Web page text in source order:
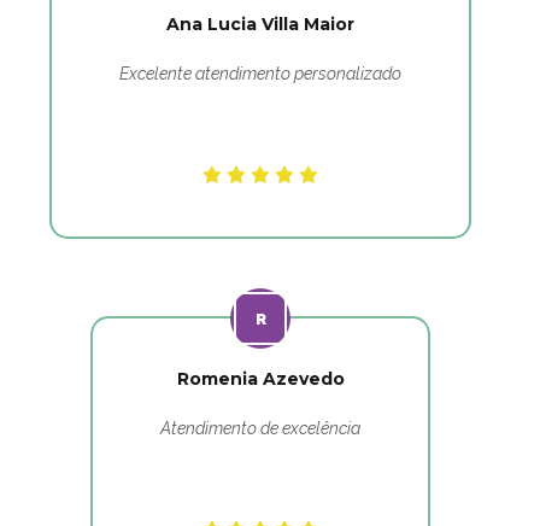
Ana Lucia Villa Maior
Excelente atendimento personalizado
Romenia Azevedo
Atendimento de excelência